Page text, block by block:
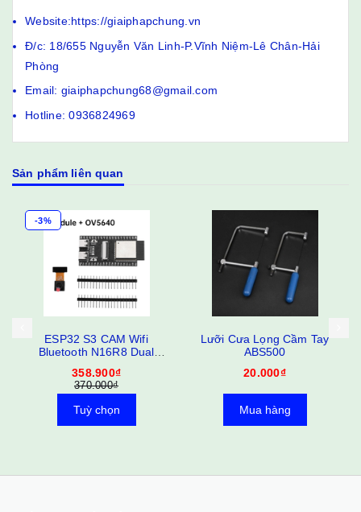
Website:https://giaiphapchung.vn
Đ/c: 18/655 Nguyễn Văn Linh-P.Vĩnh Niệm-Lê Chân-Hải
Phòng
Email: giaiphapchung68@gmail.com
Hotline: 0936824969
Sản phẩm liên quan
-3%
ESP32 S3 CAM Wifi
Bluetooth N16R8 Dual
358.900₫
370.000₫
Tuỳ chọn
Lưỡi Cưa Lọng Cầm Tay
ABS500
20.000₫
Mua hàng